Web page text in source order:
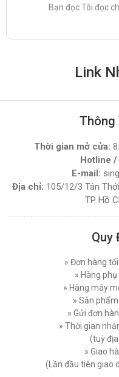
Bạn đọc Tôi đọc
Link
Thông
Thời gian mở cửa:
Hotline /
E-mail:
Địa chỉ: 105/12/3 Tân
TP Hồ
Quy
» Đơn hàng
» Hàng
» Hàng máy
» Sản
» Gửi đơn
» Thời gian
(tuỳ
» Giao
(Lần đầu tiên giao